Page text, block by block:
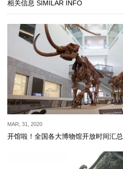
相关信息 SIMILAR INFO
MAR, 31, 2020
开馆啦！全国各大博物馆开放时间汇总